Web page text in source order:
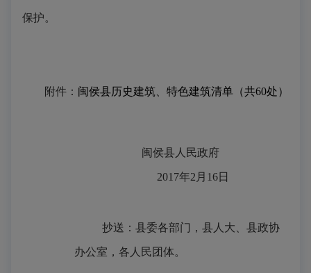
保护。
附件： 闽侯县历史建筑、特色建筑清单（共60处）
闽侯县人民政府
2017年2月16日
抄送：县委各部门，县人大、县政协
办公室，各人民团体。